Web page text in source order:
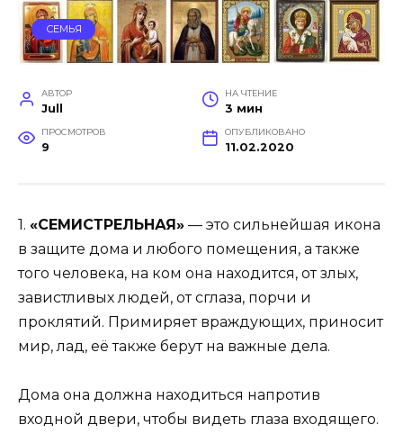
СЕМЬЯ
АВТОР
Jull
НА ЧТЕНИЕ
3 мин
ПРОСМОТРОВ
9
ОПУБЛИКОВАНО
11.02.2020
1. «СЕМИСТРЕЛЬНАЯ» — это сильнейшая икона
в защите дома и любого помещения, а также
того человека, на ком она находится, от злых,
завистливых людей, от сглаза, порчи и
проклятий. Примиряет враждующих, приносит
мир, лад, её также берут на важные дела.
Дома она должна находиться напротив
входной двери, чтобы видеть глаза входящего.